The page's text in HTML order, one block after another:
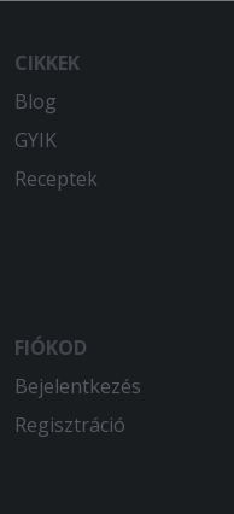
CIKKEK
Blog
GYIK
Receptek
FIÓKOD
Bejelentkezés
Regisztráció